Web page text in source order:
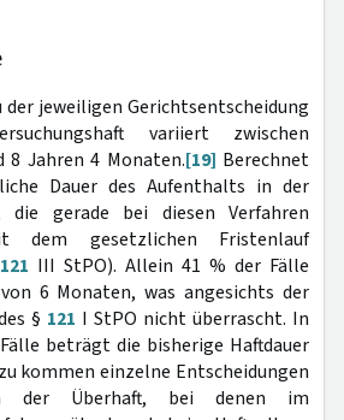
der jeweiligen Gerichtsentscheidung
variiert zwischen
8 Jahren 4 Monaten.[19] Berechnet
Dauer des Aufenthalts in der
die gerade bei diesen Verfahren
gesetzlichen Fristenlauf
121 III StPO). Allein 41 % der Fälle
6 Monaten, was angesichts der
§ 121 I StPO nicht überrascht. In
beträgt die bisherige Haftdauer
kommen einzelne Entscheidungen
der Überhaft, bei denen im